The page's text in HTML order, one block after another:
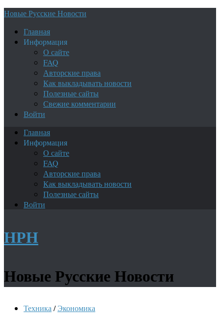
Новые Русские Новости
Главная
Информация
О сайте
FAQ
Авторские права
Как выкладывать новости
Полезные сайты
Свежие комментарии
Войти
Главная
Информация
О сайте
FAQ
Авторские права
Как выкладывать новости
Полезные сайты
Войти
НРН
Новые Русские Новости
Техника / Экономика